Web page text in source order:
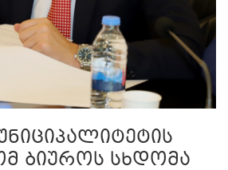
ბიუროს სხდომა